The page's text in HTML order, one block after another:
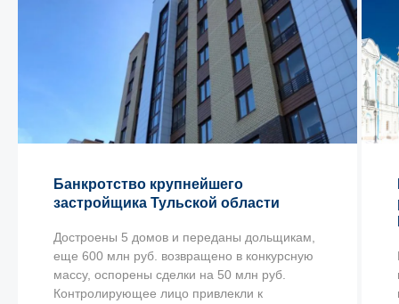
Банкротство крупнейшего
застройщика Тульской области
Достроены 5 домов и переданы дольщикам,
еще 600 млн руб. возвращено в конкурсную
массу, оспорены сделки на 50 млн руб.
Контролирующее лицо привлекли к
Свяжитесь с нами